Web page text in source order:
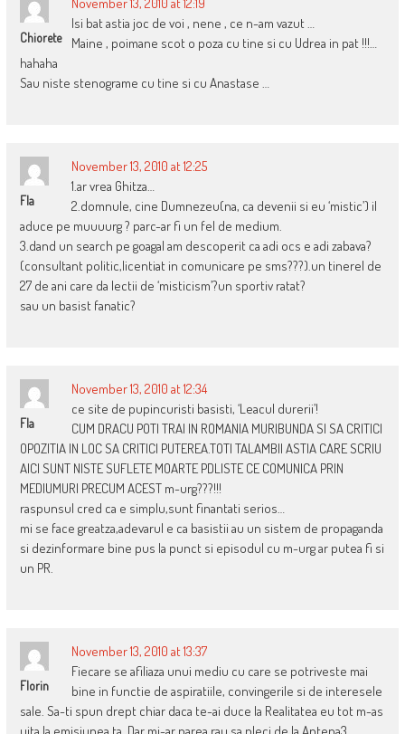
Chiorete
November 13, 2010 at 12:19
Isi bat astia joc de voi , nene , ce n-am vazut …
Maine , poimane scot o poza cu tine si cu Udrea in pat !!!…
hahaha
Sau niste stenograme cu tine si cu Anastase …
Fla
November 13, 2010 at 12:25
1.ar vrea Ghitza…
2.domnule, cine Dumnezeu(na, ca devenii si eu ‘mistic’) il
aduce pe muuuurg ? parc-ar fi un fel de medium.
3.dand un search pe goagal am descoperit ca adi ocs e adi zabava?
(consultant politic,licentiat in comunicare pe sms???).un tinerel de
27 de ani care da lectii de ‘misticism’?un sportiv ratat?
sau un basist fanatic?
Fla
November 13, 2010 at 12:34
ce site de pupincuristi basisti, ‘Leacul durerii’!
CUM DRACU POTI TRAI IN ROMANIA MURIBUNDA SI SA CRITICI
OPOZITIA IN LOC SA CRITICI PUTEREA.TOTI TALAMBII ASTIA CARE SCRIU
AICI SUNT NISTE SUFLETE MOARTE PDLISTE CE COMUNICA PRIN
MEDIUMURI PRECUM ACEST m-urg???!!!
raspunsul cred ca e simplu,sunt finantati serios…
mi se face greatza,adevarul e ca basistii au un sistem de propaganda
si dezinformare bine pus la punct si episodul cu m-urg ar putea fi si
un PR.
Florin
November 13, 2010 at 13:37
Fiecare se afiliaza unui mediu cu care se potriveste mai
bine in functie de aspiratiile, convingerile si de interesele
sale. Sa-ti spun drept chiar daca te-ai duce la Realitatea eu tot m-as